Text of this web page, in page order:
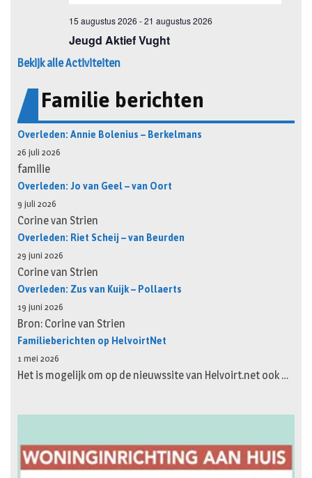
Bekijk alle Activiteiten
Familie berichten
Overleden: Annie Bolenius – Berkelmans
26 juli 2026
familie
Overleden: Jo van Geel – van Oort
9 juli 2026
Corine van Strien
Overleden: Riet Scheij – van Beurden
29 juni 2026
Corine van Strien
Overleden: Zus van Kuijk – Pollaerts
19 juni 2026
Bron: Corine van Strien
Familieberichten op HelvoirtNet
1 mei 2026
Het is mogelijk om op de nieuwssite van Helvoirt.net ook …